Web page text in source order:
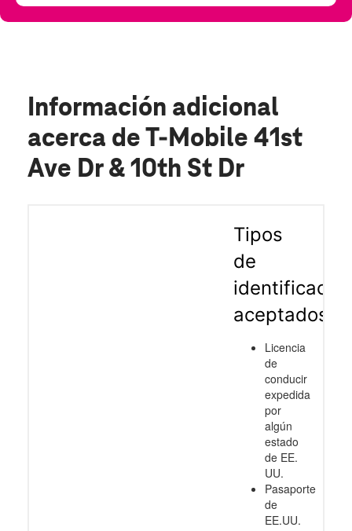
Información adicional
acerca de T-Mobile 41st
Ave Dr & 10th St Dr
Tipos
de
aceptados
Licencia
de
conducir
expedida
por
algún
estado
de EE.
UU.
Pasaporte
de
EE.UU.